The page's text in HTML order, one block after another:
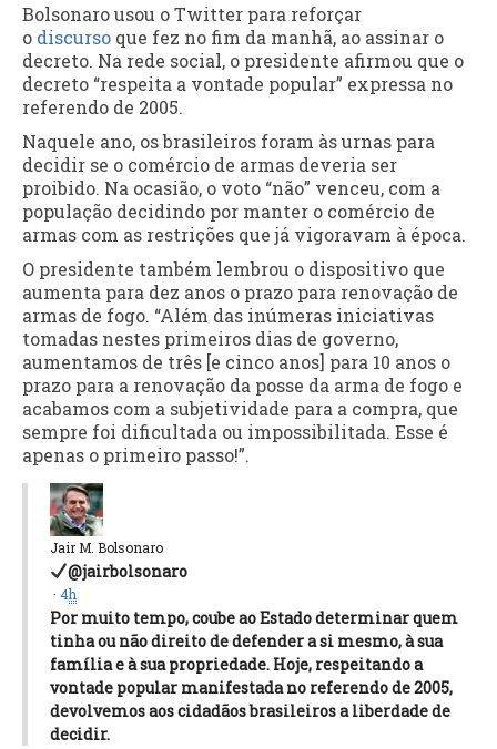
Bolsonaro usou o Twitter para reforçar
o discurso que fez no fim da manhã, ao assinar o
decreto. Na rede social, o presidente afirmou que o
decreto “respeita a vontade popular” expressa no
referendo de 2005.
Naquele ano, os brasileiros foram às urnas para
decidir se o comércio de armas deveria ser
proibido. Na ocasião, o voto “não” venceu, com a
população decidindo por manter o comércio de
armas com as restrições que já vigoravam à época.
O presidente também lembrou o dispositivo que
aumenta para dez anos o prazo para renovação de
armas de fogo. “Além das inúmeras iniciativas
tomadas nestes primeiros dias de governo,
aumentamos de três [e cinco anos] para 10 anos o
prazo para a renovação da posse da arma de fogo e
acabamos com a subjetividade para a compra, que
sempre foi dificultada ou impossibilitada. Esse é
apenas o primeiro passo!”.
Jair M. Bolsonaro
@jairbolsonaro
· 4h
Por muito tempo, coube ao Estado determinar quem
tinha ou não direito de defender a si mesmo, à sua
família e à sua propriedade. Hoje, respeitando a
vontade popular manifestada no referendo de 2005,
devolvemos aos cidadãos brasileiros a liberdade de
decidir.